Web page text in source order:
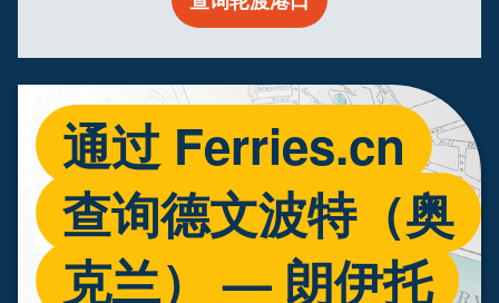
通过 Ferries.cn
查询德文波特（奥
克兰） — 朗伊托